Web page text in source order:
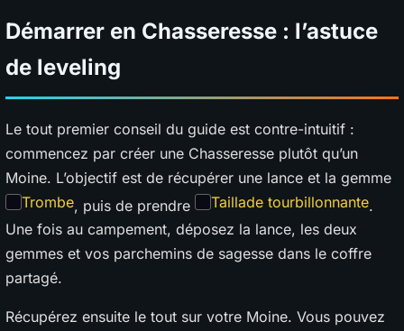
Démarrer en Chasseresse : l’astuce
de leveling
Le tout premier conseil du guide est contre-intuitif :
commencez par créer une Chasseresse plutôt qu’un
Moine. L’objectif est de récupérer une lance et la gemme
Trombe, puis de prendre Taillade tourbillonnante.
Une fois au campement, déposez la lance, les deux
gemmes et vos parchemins de sagesse dans le coffre
partagé.
Récupérez ensuite le tout sur votre Moine. Vous pouvez